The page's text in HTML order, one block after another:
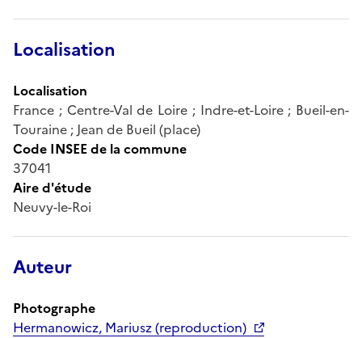
Localisation
Localisation
France ; Centre-Val de Loire ; Indre-et-Loire ; Bueil-en-
Touraine ; Jean de Bueil (place)
Code INSEE de la commune
37041
Aire d'étude
Neuvy-le-Roi
Auteur
Photographe
Hermanowicz, Mariusz (reproduction)